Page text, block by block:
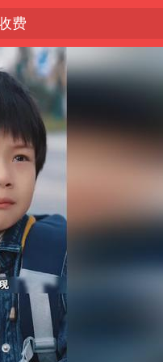
费
折
网
透
副书记、董事宋致远被查
回归